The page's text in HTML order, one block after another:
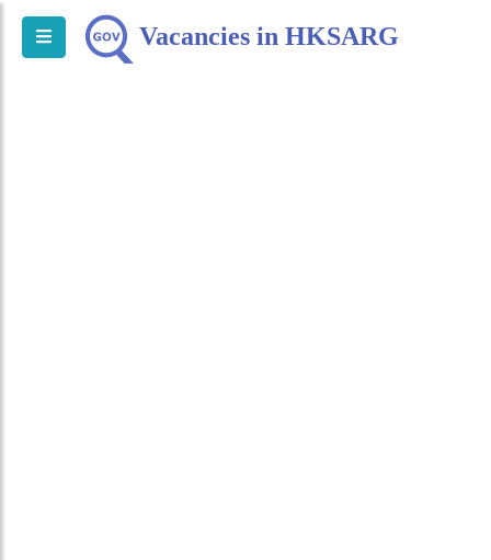
Vacancies in HKSARG